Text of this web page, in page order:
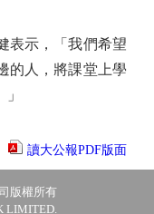
示，「我們希望
的人，將課堂上學
讀大公報PDF版面
版權所有
LIMITED.